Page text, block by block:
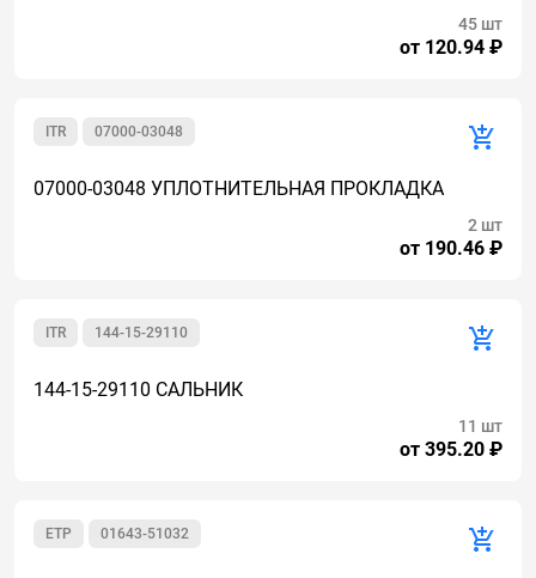
от 120.94 ₽
45 шт
07000-03048
ITR
07000-03048 УПЛОТНИТЕЛЬНАЯ ПРОКЛАДКА
от 190.46 ₽
2 шт
144-15-29110
ITR
144-15-29110 САЛЬНИК
от 395.20 ₽
11 шт
01643-51032
ETP